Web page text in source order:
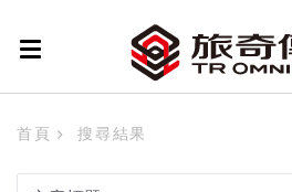
首頁 搜尋結果